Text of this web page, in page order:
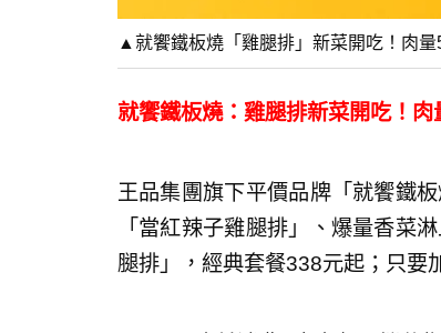
▲就饗鐵板燒「雞腿排」新菜開吃！肉量
就饗鐵板燒：雞腿排新菜開吃！
王品集團旗下平價品牌「就饗鐵
「當紅辣子雞腿排」、爆量香菜
腿排」，經典套餐338元起；只要